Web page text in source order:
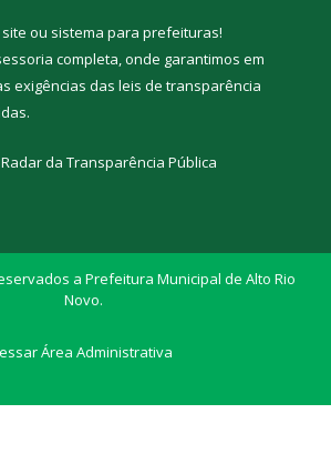
ou sistema para prefeituras!
completa, onde garantimos em
exigências das leis de transparência
Radar da Transparência Pública
a Prefeitura Municipal de Alto Rio
Novo.
Área Administrativa